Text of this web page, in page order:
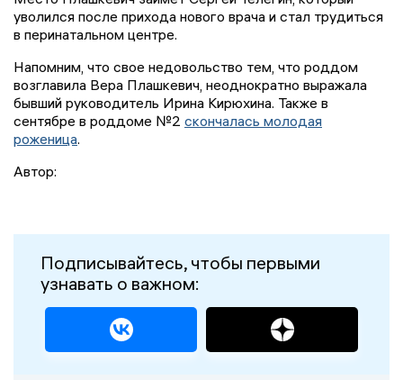
уволился после прихода нового врача и стал трудиться
в перинатальном центре.
Напомним, что свое недовольство тем, что роддом
возглавила Вера Плашкевич, неоднократно выражала
бывший руководитель Ирина Кирюхина. Также в
сентябре в роддоме №2 скончалась молодая
роженица.
Автор:
Подписывайтесь, чтобы первыми
узнавать о важном: